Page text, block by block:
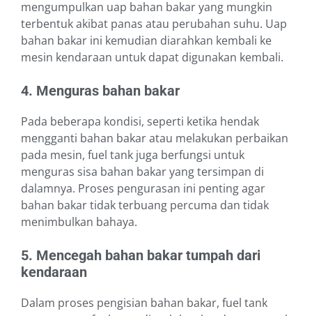
mengumpulkan uap bahan bakar yang mungkin
terbentuk akibat panas atau perubahan suhu. Uap
bahan bakar ini kemudian diarahkan kembali ke
mesin kendaraan untuk dapat digunakan kembali.
4. Menguras bahan bakar
Pada beberapa kondisi, seperti ketika hendak
mengganti bahan bakar atau melakukan perbaikan
pada mesin, fuel tank juga berfungsi untuk
menguras sisa bahan bakar yang tersimpan di
dalamnya. Proses pengurasan ini penting agar
bahan bakar tidak terbuang percuma dan tidak
menimbulkan bahaya.
5. Mencegah bahan bakar tumpah dari
kendaraan
Dalam proses pengisian bahan bakar, fuel tank